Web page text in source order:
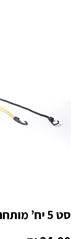
סט 5 יח’ מותחני גומי 45-120 ס”מ